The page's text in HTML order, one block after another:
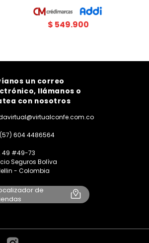
$ 549.900
un correo
llámanos o
con nosotros
(57) 604 4486564
49 #49-73
Seguros Bolíva
- Colombia
de